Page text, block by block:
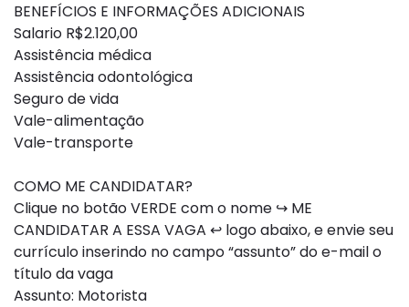
BENEFÍCIOS E INFORMAÇÕES ADICIONAIS
Salario R$2.120,00
Assistência médica
Assistência odontológica
Seguro de vida
Vale-alimentação
Vale-transporte
COMO ME CANDIDATAR?
Clique no botão VERDE com o nome ↪ ME
CANDIDATAR A ESSA VAGA ↩ logo abaixo, e envie seu
currículo inserindo no campo “assunto” do e-mail o
título da vaga
Assunto: Motorista